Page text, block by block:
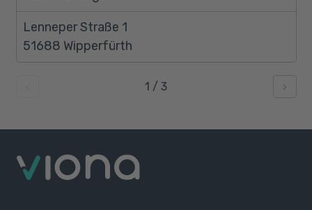
Lenneper Straße 1
51688 Wipperfürth
1 / 3